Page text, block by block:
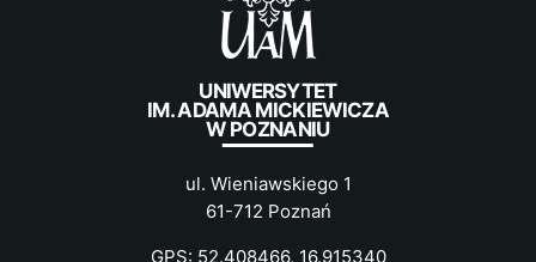
UNIWERSYTET
IM. ADAMA MICKIEWICZA
W POZNANIU
ul. Wieniawskiego 1
61-712 Poznań
GPS: 52.408466, 16.915340